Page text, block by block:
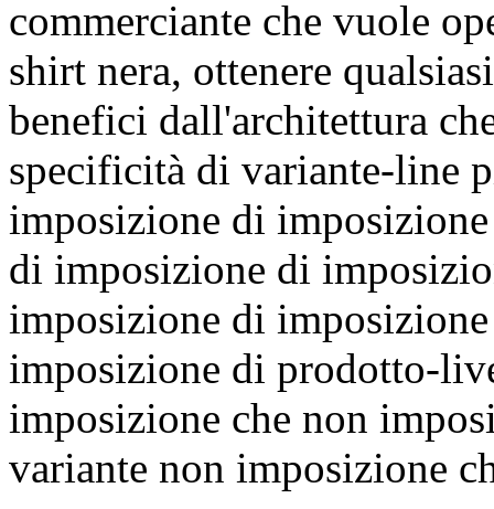
commerciante che vuole
shirt nera, ottenere
benefici dall'architettura
specificità di variante-line
imposizione di
di imposizione di
imposizione di
imposizione di prodotto-
imposizione che non
variante non imposizione